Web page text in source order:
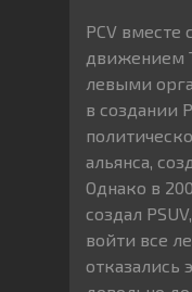
PCV вместе
движением
левыми
в создании
альянса,
Однако в
создал
войти все
отказались